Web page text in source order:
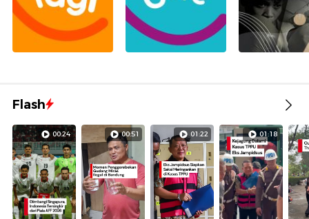
Flash
00:24 00:51 01:22 01:18